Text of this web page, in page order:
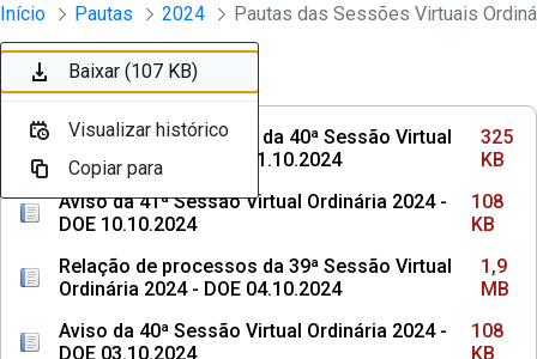
Pular para o Conteúdo principal
Sessões e Reuniões - Documentos
Início Pautas 2024
Ordenar Filtro
Relação de processos da 40ª Sessão Virtual
Ordinária 2024 - DOE 11.10.2024
325
KB
Aviso da 41ª Sessão Virtual Ordinária 2024 -
DOE 10.10.2024
108
KB
Relação de processos da 39ª Sessão Virtual
Ordinária 2024 - DOE 04.10.2024
1,9
MB
Aviso da 40ª Sessão Virtual Ordinária 2024 -
DOE 03.10.2024
108
KB
Baixar (325 KB)
Visualizar histórico
Copiar para
Baixar (108 KB)
Visualizar histórico
Copiar para
Baixar (1,9 MB)
Visualizar histórico
Copiar para
Baixar (108 KB)
Visualizar histórico
Copiar para
Baixar (436 KB)
Visualizar histórico
Copiar para
Baixar (108 KB)
Visualizar histórico
Copiar para
Baixar (291 KB)
Visualizar histórico
Copiar para
Baixar (107 KB)
Visualizar histórico
Copiar para
Baixar (301 KB)
Visualizar histórico
Copiar para
Baixar (107 KB)
Visualizar histórico
Copiar para